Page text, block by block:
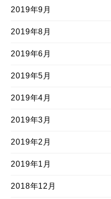
2019年9月
2019年8月
2019年6月
2019年5月
2019年4月
2019年3月
2019年2月
2019年1月
2018年12月